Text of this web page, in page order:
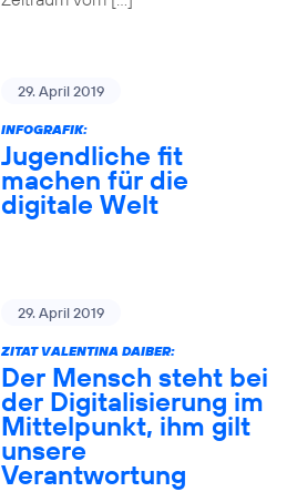
29. April 2019
INFOGRAFIK:
Jugendliche fit
machen für die
digitale Welt
29. April 2019
ZITAT VALENTINA DAIBER:
Der Mensch steht bei
der Digitalisierung im
Mittelpunkt, ihm gilt
unsere
Verantwortung